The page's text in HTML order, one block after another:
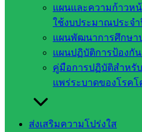
แผนและความก้าวห
ใช้งบประมาณประจำ
แผนพัฒนาการศึกษา
แผนปฏิบัติการป้องกั
คู่มือการปฏิบัติสำหรั
แพร่ระบาดของโรคโ
ส่งเสริมความโปร่งใส
***ชมภาพกิจก
Post Views: 379